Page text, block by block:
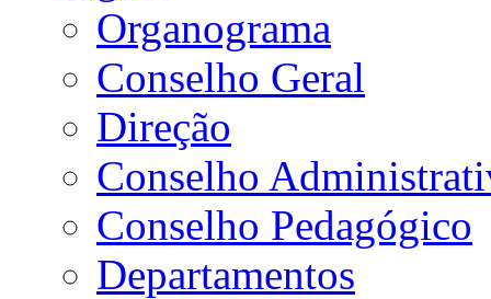
Organograma
Conselho Geral
Direção
Conselho
Conselho Pedagógico
Departamentos